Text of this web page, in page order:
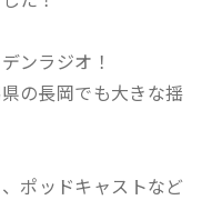
ンラジオ！
の長岡でも大きな揺
ポッドキャストなど